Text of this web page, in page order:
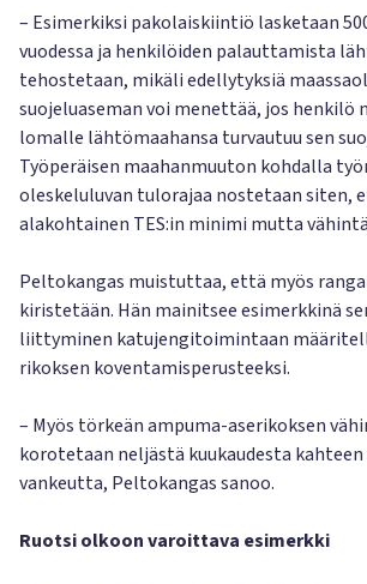
– Esimerkiksi pakolaiskiintiö lasketaan
vuodessa ja henkilöiden palauttamista
tehostetaan, mikäli edellytyksiä
suojeluaseman voi menettää, jos henkilö
lomalle lähtömaahansa turvautuu sen
Työperäisen maahanmuuton kohdalla
oleskeluluvan tulorajaa nostetaan siten,
alakohtainen TES:in minimi mutta
Peltokangas muistuttaa, että myös
kiristetään. Hän mainitsee esimerkkinä
liittyminen katujengitoimintaan
rikoksen koventamisperusteeksi.
– Myös törkeän ampuma-aserikoksen
korotetaan neljästä kuukaudesta
vankeutta, Peltokangas sanoo.
Ruotsi olkoon varoittava esimerkki